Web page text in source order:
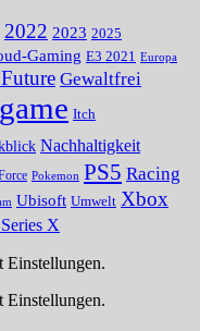
2022 2023 2025
Gaming E3 2021 Europa
Gewaltfrei
Itch
Nachhaltigkeit
Pokemon PS5 Racing
Ubisoft Umwelt Xbox
X
Einstellungen.
Einstellungen.